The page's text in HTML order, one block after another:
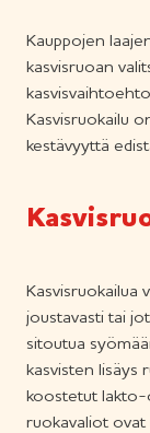
Kauppojen
kasvisruoan
Kasvisruokailu
kestävyyttä
Kasvisruokailua
joustavasti tai
sitoutua
kasvisten lisäys
koostetut lakto-
ruokavaliot ovat